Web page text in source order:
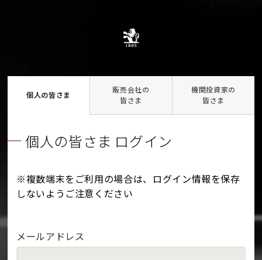
個人の皆さま
販売会社の
皆さま
機関投資家の
皆さま
個人の皆さま ログイン
※複数端末をご利用の場合は、ログイン情報を保存
しないようご注意ください
メールアドレス